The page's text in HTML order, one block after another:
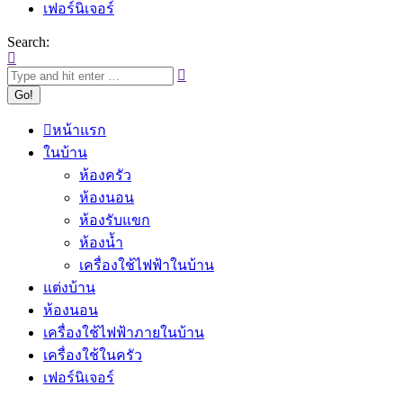
เฟอร์นิเจอร์
Search:
หน้าแรก
ในบ้าน
ห้องครัว
ห้องนอน
ห้องรับแขก
ห้องน้ำ
เครื่องใช้ไฟฟ้าในบ้าน
แต่งบ้าน
ห้องนอน
เครื่องใช้ไฟฟ้าภายในบ้าน
เครื่องใช้ในครัว
เฟอร์นิเจอร์